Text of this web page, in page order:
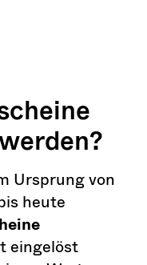
Ursprung von
heute
eingelöst